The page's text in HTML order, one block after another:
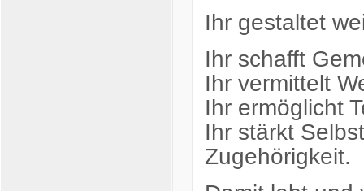
Ihr gestaltet
Ihr schafft
Ihr vermittelt
Ihr ermöglicht
Ihr stärkt
Zugehörigkeit.